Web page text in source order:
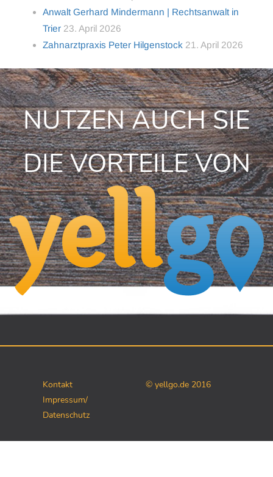
Anwalt Gerhard Mindermann | Rechtsanwalt in
Trier 23. April 2026
Zahnarztpraxis Peter Hilgenstock 21. April 2026
NUTZEN AUCH SIE
DIE VORTEILE VON
Kontakt
Impressum/
Datenschutz
© yellgo.de 2016